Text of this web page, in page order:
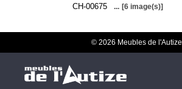
CH-00675
... [6 image(s)]
© 2026 Meubles de l'Autize